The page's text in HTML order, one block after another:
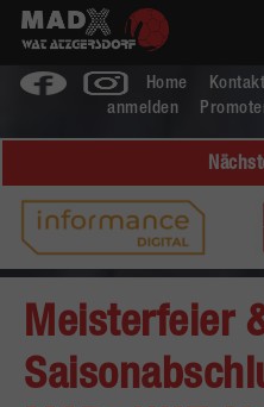
Home Kontakt
anmelden
Meisterfeier